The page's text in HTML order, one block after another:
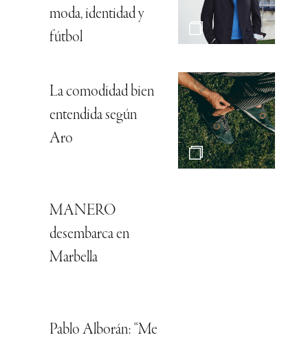
moda, identidad y
fútbol
La comodidad bien
entendida según
Aro
MANERO
desembarca en
Marbella
Pablo Alborán: “Me